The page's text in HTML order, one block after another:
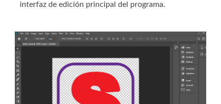
interfaz de edición principal del programa.